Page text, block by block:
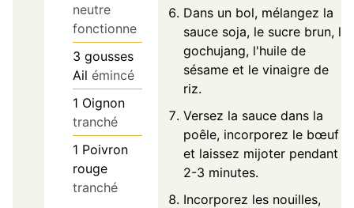
neutre
fonctionne
3 gousses
Ail émincé
1 Oignon
tranché
1 Poivron
rouge
tranché
Dans un bol, mélangez la
sauce soja, le sucre brun, le
gochujang, l'huile de
sésame et le vinaigre de
riz.
Versez la sauce dans la
poêle, incorporez le bœuf
et laissez mijoter pendant
2-3 minutes.
Incorporez les nouilles,